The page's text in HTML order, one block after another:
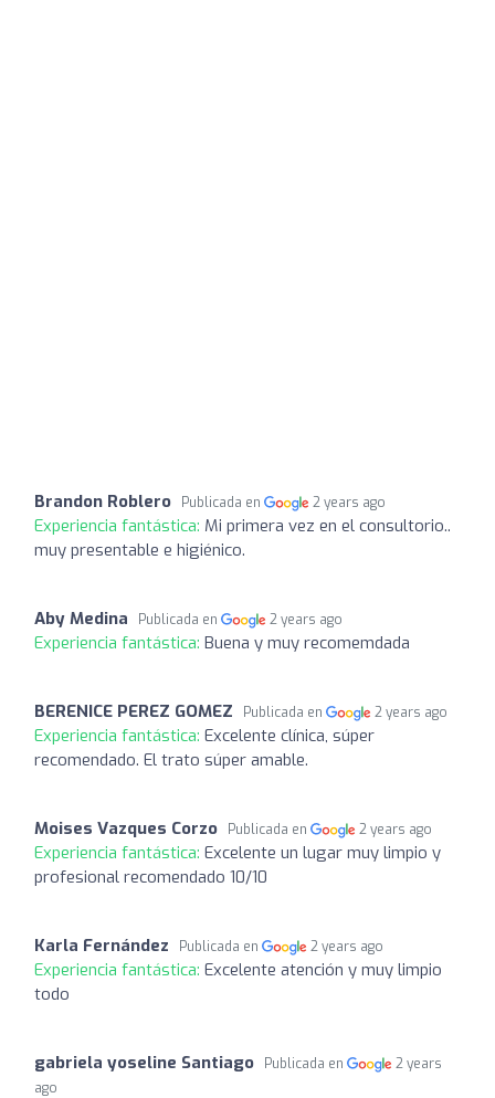
Brandon Roblero Publicada en 2 years ago
Experiencia fantástica: Mi primera vez en el consultorio..
muy presentable e higiénico.
Aby Medina Publicada en 2 years ago
Experiencia fantástica: Buena y muy recomemdada
BERENICE PEREZ GOMEZ Publicada en 2 years ago
Experiencia fantástica: Excelente clínica, súper
recomendado. El trato súper amable.
Moises Vazques Corzo Publicada en 2 years ago
Experiencia fantástica: Excelente un lugar muy limpio y
profesional recomendado 10/10
Karla Fernández Publicada en 2 years ago
Experiencia fantástica: Excelente atención y muy limpio
todo
gabriela yoseline Santiago Publicada en
2 years
ago